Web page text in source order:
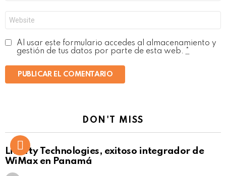
*
Al usar este formulario accedes al almacenamiento y
gestión de tus datos por parte de esta web.
DON'T MISS
Liberty Technologies, exitoso integrador de
WiMax en Panamá